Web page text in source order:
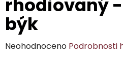
rhodiovaný
býk
Průměrné
Neohodnoceno Podrobnosti